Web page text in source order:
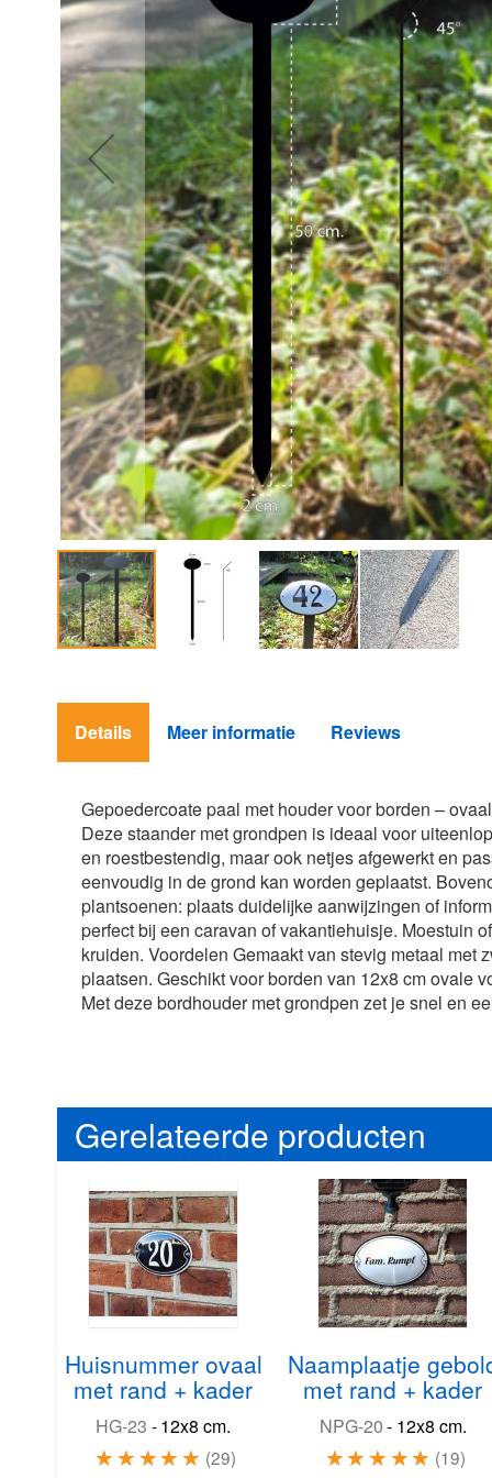
het
begin
van
afbeeldingen-
gallerij
Details
Gepoedercoate paal met houder voor borden –
Deze staander met grondpen is ideaal voor
en roestbestendig, maar ook netjes afgewerkt en
eenvoudig in de grond kan worden geplaatst.
plantsoenen: plaats duidelijke aanwijzingen of
perfect bij een caravan of vakantiehuisje. Moestuin
kruiden. Voordelen Gemaakt van stevig metaal
plaatsen. Geschikt voor borden van 12x8 cm ovale
Met deze bordhouder met grondpen zet je snel en
Meer informatie Reviews
Gerelateerde producten
Huisnummer ovaal
met rand + kader
HG-23 -12x8 cm.
29
Naamplaatje
met rand + kader
NPG-20- 12x8 cm.
19